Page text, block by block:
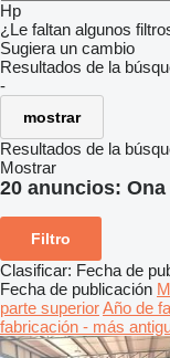
Hp
¿Le faltan algunos
Sugiera un cambio
Resultados de la
-
mostrar
Resultados de la
Mostrar
20 anuncios:
Filtro
Clasificar: Fecha de
Fecha de publicación
parte superiorAño de
fabricación - más